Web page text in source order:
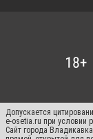
Допускается
e-osetia.ru при условии
Сайт города